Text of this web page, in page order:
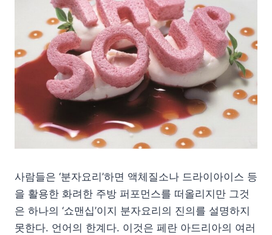
사람들은 ‘분자요리’하면 액체질소나 드라이아이스 등
을 활용한 화려한 주방 퍼포먼스를 떠올리지만 그것
은 하나의 ‘쇼맨십’이지 분자요리의 진의를 설명하지
못한다. 언어의 한계다. 이것은 페란 아드리아의 여러